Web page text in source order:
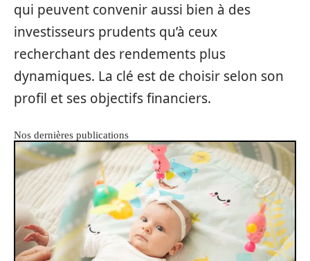
qui peuvent convenir aussi bien à des
investisseurs prudents qu’à ceux
recherchant des rendements plus
dynamiques. La clé est de choisir selon son
profil et ses objectifs financiers.
Nos dernières publications